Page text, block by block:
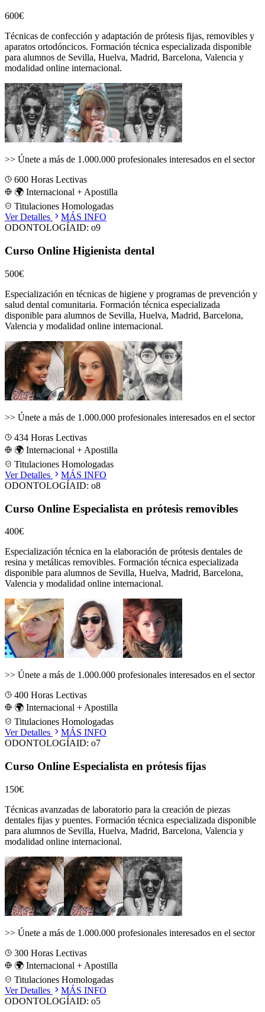
600€
Técnicas de confección y adaptación de prótesis fijas, removibles y
aparatos ortodóncicos. Formación técnica especializada disponible
para alumnos de Sevilla, Huelva, Madrid, Barcelona, Valencia y
modalidad online internacional.
>> Únete a más de 1.000.000 profesionales interesados en el sector
600 Horas Lectivas
🌍 Internacional + Apostilla
Titulaciones Homologadas
Ver Detalles
MÁS INFO
ODONTOLOGÍAID: o9
Curso Online Higienista dental
500€
Especialización en técnicas de higiene y programas de prevención y
salud dental comunitaria. Formación técnica especializada
disponible para alumnos de Sevilla, Huelva, Madrid, Barcelona,
Valencia y modalidad online internacional.
>> Únete a más de 1.000.000 profesionales interesados en el sector
434 Horas Lectivas
🌍 Internacional + Apostilla
Titulaciones Homologadas
Ver Detalles
MÁS INFO
ODONTOLOGÍAID: o8
Curso Online Especialista en prótesis removibles
400€
Especialización técnica en la elaboración de prótesis dentales de
resina y metálicas removibles. Formación técnica especializada
disponible para alumnos de Sevilla, Huelva, Madrid, Barcelona,
Valencia y modalidad online internacional.
>> Únete a más de 1.000.000 profesionales interesados en el sector
400 Horas Lectivas
🌍 Internacional + Apostilla
Titulaciones Homologadas
Ver Detalles
MÁS INFO
ODONTOLOGÍAID: o7
Curso Online Especialista en prótesis fijas
150€
Técnicas avanzadas de laboratorio para la creación de piezas
dentales fijas y puentes. Formación técnica especializada disponible
para alumnos de Sevilla, Huelva, Madrid, Barcelona, Valencia y
modalidad online internacional.
>> Únete a más de 1.000.000 profesionales interesados en el sector
300 Horas Lectivas
🌍 Internacional + Apostilla
Titulaciones Homologadas
Ver Detalles
MÁS INFO
ODONTOLOGÍAID: o5